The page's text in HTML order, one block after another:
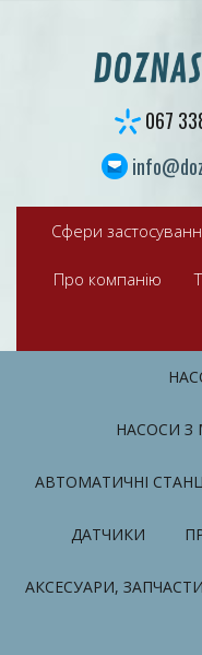
067
Сфери
Про компанію
НАСОСИ
АВТОМАТИЧНІ
ДАТЧИКИ
АКСЕСУАРИ,